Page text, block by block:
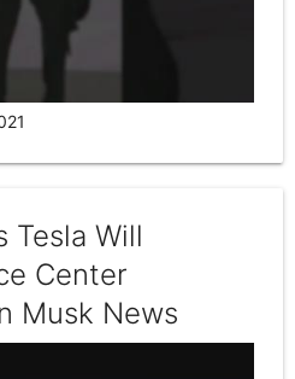
Tesla Will
Center
Musk News